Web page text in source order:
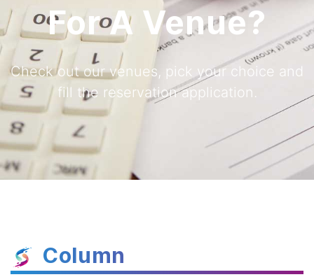
For A Venue?
Check out our venues, pick your choice and
fill the reservation application.
Column